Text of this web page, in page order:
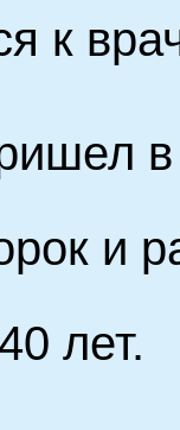
к
и
лет.